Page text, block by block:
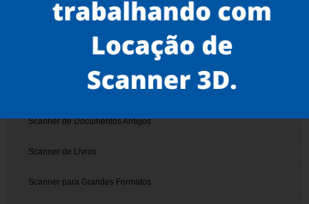
Scanner de Documentos
Scanner de Documentos Antigos
Scanner de Livros
Scanner para Grandes Formatos